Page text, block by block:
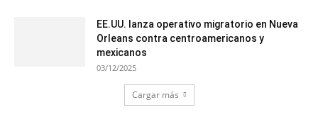
EE.UU. lanza operativo migratorio en Nueva
Orleans contra centroamericanos y
mexicanos
03/12/2025
Cargar más